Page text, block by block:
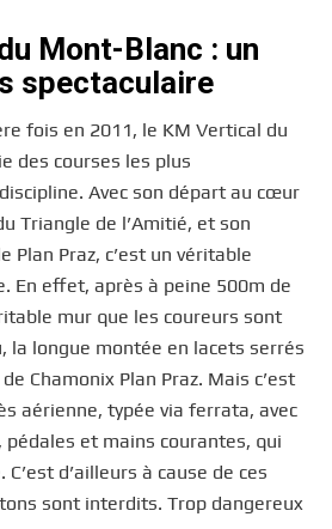
Mont-Blanc : un
spectaculaire
fois en 2011, le KM Vertical du
des courses les plus
Avec son départ au cœur
Triangle de l’Amitié, et son
Plan Praz, c’est un véritable
En effet, après à peine 500m de
mur que les coureurs sont
la longue montée en lacets serrés
Chamonix Plan Praz. Mais c’est
aérienne, typée via ferrata, avec
pédales et mains courantes, qui
d’ailleurs à cause de ces
sont interdits. Trop dangereux